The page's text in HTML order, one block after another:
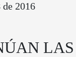
de 2016